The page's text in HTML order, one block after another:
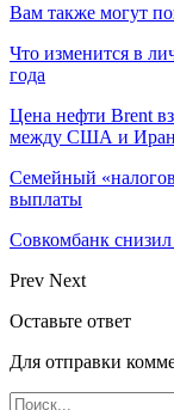
Вам также могут
Что изменится в
года
Цена нефти Brent
между США и
Семейный
выплаты
Совкомбанк
Prev Next
Оставьте ответ
Для отправки